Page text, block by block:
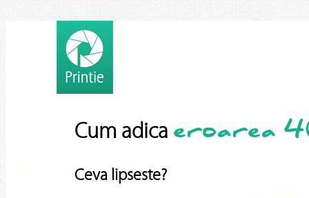
Cum adica eroarea
Ceva lipseste?